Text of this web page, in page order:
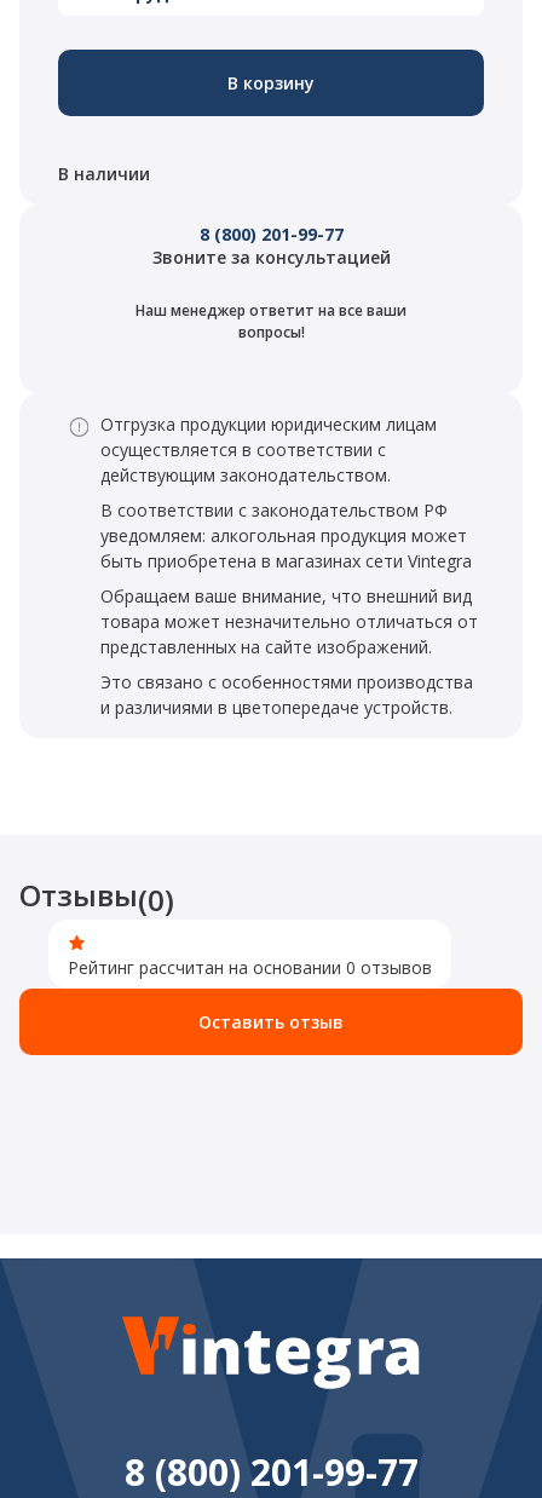
В корзину
В наличии
8 (800) 201-99-77
Звоните за консультацией
Наш менеджер ответит на все ваши
вопросы!
Отгрузка продукции юридическим лицам
осуществляется в соответствии с
действующим законодательством.
В соответствии с законодательством РФ
уведомляем: алкогольная продукция может
быть приобретена в магазинах сети Vintegra
Обращаем ваше внимание, что внешний вид
товара может незначительно отличаться от
представленных на сайте изображений.
Это связано с особенностями производства
и различиями в цветопередаче устройств.
Отзывы(0)
Рейтинг рассчитан на основании 0 отзывов
Оставить отзыв
8 (800) 201-99-77